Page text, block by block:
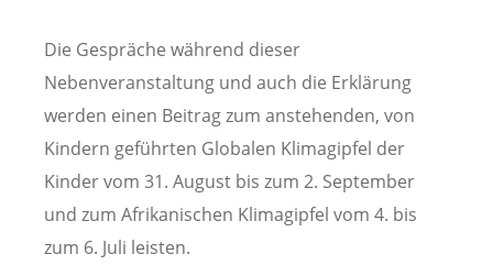
Die Gespräche während dieser
Nebenveranstaltung und auch die Erklärung
werden einen Beitrag zum anstehenden, von
Kindern geführten Globalen Klimagipfel der
Kinder vom 31. August bis zum 2. September
und zum Afrikanischen Klimagipfel vom 4. bis
zum 6. Juli leisten.